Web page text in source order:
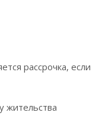
рассрочка, если
жительства